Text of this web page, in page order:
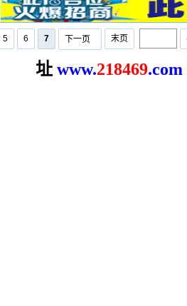
5 6 7 下一页 末页
址 www.218469.com